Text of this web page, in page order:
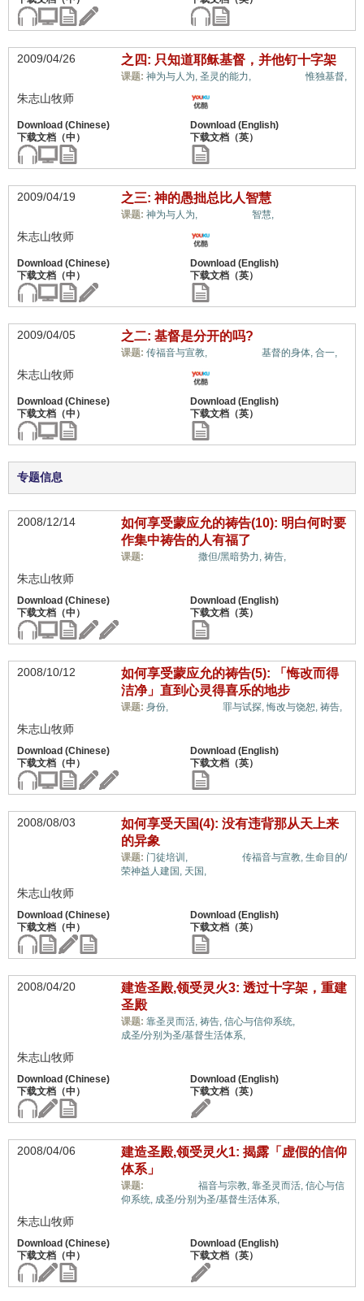
2009/04/26 之四: 只知道耶稣基督，并他钉十字架
课题: 神为与人为, 圣灵的能力, 十架信息,惟独基督,
朱志山牧师
2009/04/19 之三: 神的愚拙总比人智慧
课题: 神为与人为, 智慧,
朱志山牧师
2009/04/05 之二: 基督是分开的吗?
课题: 传福音与宣教, 基督的身体, 合一,
朱志山牧师
专题信息
2008/12/14
如何享受蒙应允的祷告(10): 明白何时要
作集中祷告的人有福了
课题: 撒但/黑暗势力, 祷告,
朱志山牧师
2008/10/12
如何享受蒙应允的祷告(5): 「悔改而得
洁净」直到心灵得喜乐的地步
课题: 身份, 罪与试探, 悔改与饶恕, 祷告,
朱志山牧师
2008/08/03
如何享受天国(4): 没有违背那从天上来
的异象
课题: 门徒培训, 传福音与宣教, 生命目的/
荣神益人建国, 天国,
朱志山牧师
2008/04/20
建造圣殿,领受灵火3: 透过十字架，重建
圣殿
课题: 靠圣灵而活, 祷告, 信心与信仰系统,
成圣/分别为圣/基督生活体系,
朱志山牧师
2008/04/06
建造圣殿,领受灵火1: 揭露「虚假的信仰
体系」
课题: 福音与宗教, 靠圣灵而活, 信心与信
仰系统, 成圣/分别为圣/基督生活体系,
朱志山牧师